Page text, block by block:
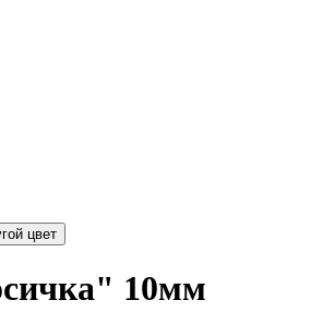
Выбрать другой цвет
10мм